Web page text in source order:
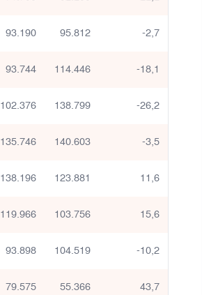
93.190 95.812 -2,7
93.744 114.446 -18,1
102.376 138.799 -26,2
135.746 140.603 -3,5
138.196 123.881 11,6
119.966 103.756 15,6
93.898 104.519 -10,2
79.575 55.366 43,7